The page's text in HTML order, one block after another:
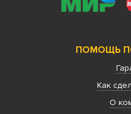
ПОМОЩЬ
Как
О